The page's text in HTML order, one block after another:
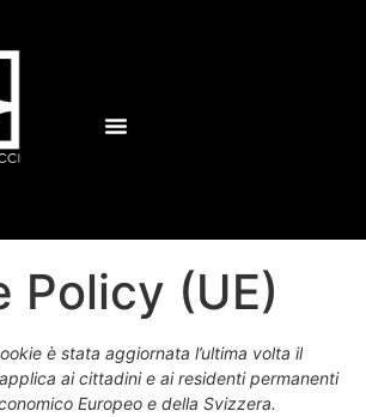
Policy (UE)
è stata aggiornata l’ultima volta il
ai cittadini e ai residenti permanenti
Europeo e della Svizzera.